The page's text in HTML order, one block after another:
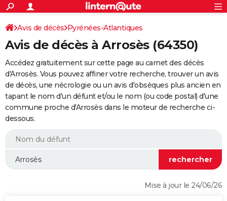
ACTUALITÉS
Politique
Société
Faits Divers
Education
Monde
Villes
+
SPORT
Coupe du monde 2026
Football
Tennis
Cyclisme
Rugby
Forum
Programme TV
TNT
Streaming
Cinéma
Sorties cinéma
Musique
+
FINANCE
Retraite
Epargne
Immobilier
Risques naturels par ville
Assurance
AUTO
Essais
Réserver un essai
Citadines
Berlines
SUV
Forum auto
+
HIGH-TECH
BRICOLAGE
WEEK-END
S'inscrire
Connexion
Avis de décès Pyrénées-Atlantiques
Avis de décès à Arrosès (64350)
Accédez gratuitement sur cette page au carnet des décès
d'Arrosès. Vous pouvez affiner votre recherche, trouver un avis
de décès, une nécrologie ou un avis d'obsèques plus ancien en
tapant le nom d'un défunt et/ou le nom (ou code postal) d'une
commune proche d'Arrosès dans le moteur de recherche ci-
dessous.
Mise à jour le 24/06/26